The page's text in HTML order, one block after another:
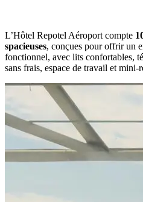
L’Hôtel Repotel Aéroport compte
spacieuses, conçues pour offrir un
fonctionnel, avec lits confortables,
sans frais, espace de travail et mini-